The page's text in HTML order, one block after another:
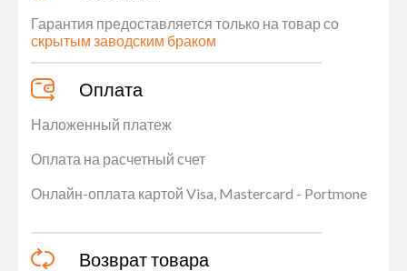
Гарантия предоставляется только на товар со
скрытым заводским браком
Оплата
Наложенный платеж
Оплата на расчетный счет
Онлайн-оплата картой Visa, Mastercard - Portmone
Возврат товара